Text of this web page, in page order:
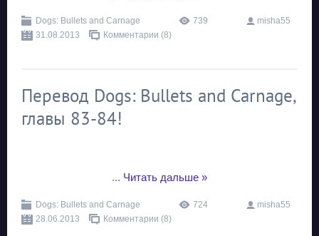
Dogs: Bullets and Carnage 739
misha55
31.08.2013
Комментарии (8)
Перевод Dogs: Bullets and Carnage,
главы 83-84!
... Читать дальше »
Dogs: Bullets and Carnage 724
misha55
28.06.2013
Комментарии (8)